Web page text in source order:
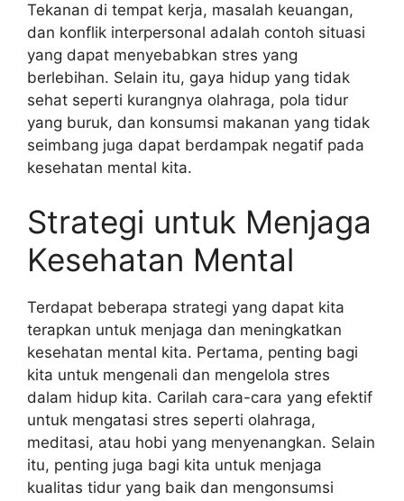
Tekanan di tempat kerja, masalah keuangan,
dan konflik interpersonal adalah contoh situasi
yang dapat menyebabkan stres yang
berlebihan. Selain itu, gaya hidup yang tidak
sehat seperti kurangnya olahraga, pola tidur
yang buruk, dan konsumsi makanan yang tidak
seimbang juga dapat berdampak negatif pada
kesehatan mental kita.
Strategi untuk Menjaga
Kesehatan Mental
Terdapat beberapa strategi yang dapat kita
terapkan untuk menjaga dan meningkatkan
kesehatan mental kita. Pertama, penting bagi
kita untuk mengenali dan mengelola stres
dalam hidup kita. Carilah cara-cara yang efektif
untuk mengatasi stres seperti olahraga,
meditasi, atau hobi yang menyenangkan. Selain
itu, penting juga bagi kita untuk menjaga
kualitas tidur yang baik dan mengonsumsi